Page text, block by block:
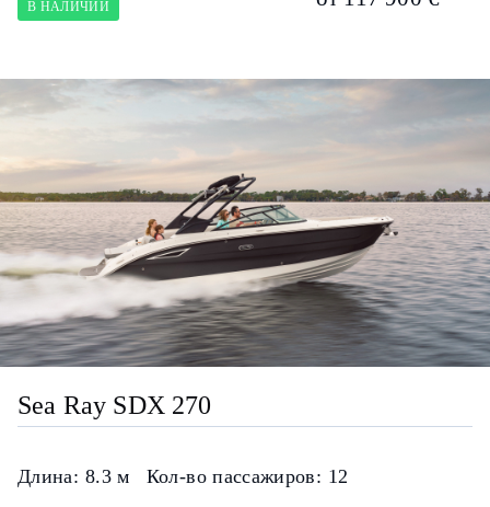
В НАЛИЧИИ
Sea Ray SDX 270
Длина: 8.3 м Кол-во пассажиров: 12